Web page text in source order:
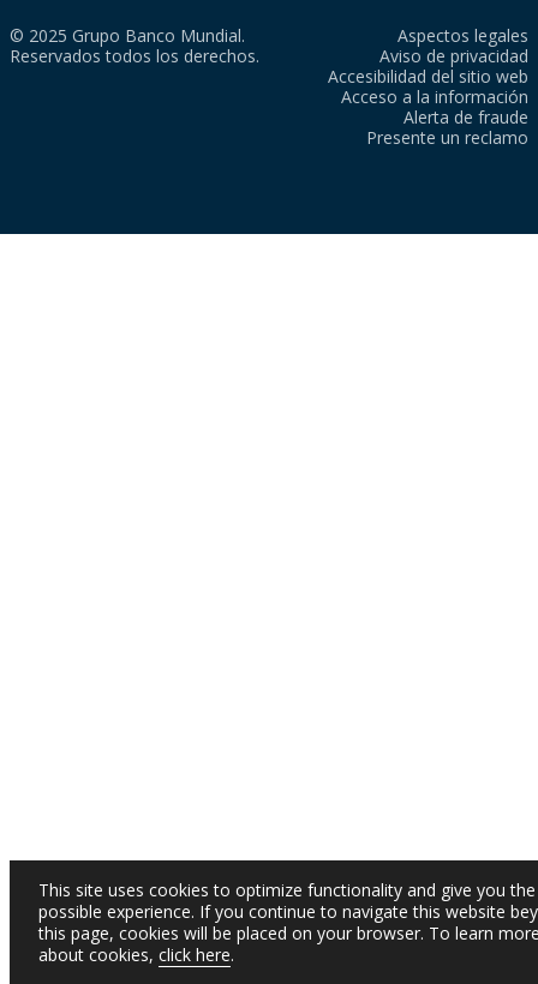
© 2025 Grupo Banco Mundial.
Reservados todos los derechos.
Aspectos legales
Aviso de privacidad
Accesibilidad del sitio web
Acceso a la información
Alerta de fraude
Presente un reclamo
This site uses cookies to optimize functionality and give you
possible experience. If you continue to navigate this website
this page, cookies will be placed on your browser. To learn
about cookies, click here.